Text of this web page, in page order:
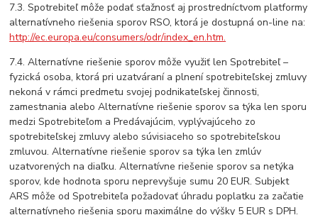
7.3. Spotrebiteľ môže podať sťažnosť aj prostredníctvom platformy
alternatívneho riešenia sporov RSO, ktorá je dostupná on-line na:
http://ec.europa.eu/consumers/odr/index_en.htm.
7.4. Alternatívne riešenie sporov môže využiť len Spotrebiteľ –
fyzická osoba, ktorá pri uzatváraní a plnení spotrebiteľskej zmluvy
nekoná v rámci predmetu svojej podnikateľskej činnosti,
zamestnania alebo Alternatívne riešenie sporov sa týka len sporu
medzi Spotrebiteľom a Predávajúcim, vyplývajúceho zo
spotrebiteľskej zmluvy alebo súvisiaceho so spotrebiteľskou
zmluvou. Alternatívne riešenie sporov sa týka len zmlúv
uzatvorených na diaľku. Alternatívne riešenie sporov sa netýka
sporov, kde hodnota sporu neprevyšuje sumu 20 EUR. Subjekt
ARS môže od Spotrebiteľa požadovať úhradu poplatku za začatie
alternatívneho riešenia sporu maximálne do výšky 5 EUR s DPH.